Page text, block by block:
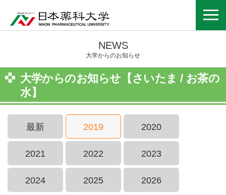
NEWS
大学からのお知らせ
大学からのお知らせ【さいたま / お茶の
水】
最新 2019 2020
2021 2022 2023
2024 2025 2026